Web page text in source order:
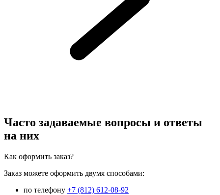
Часто задаваемые вопросы и ответы
на них
Как оформить заказ?
Заказ можете оформить двумя способами:
по телефону +7 (812) 612-08-92